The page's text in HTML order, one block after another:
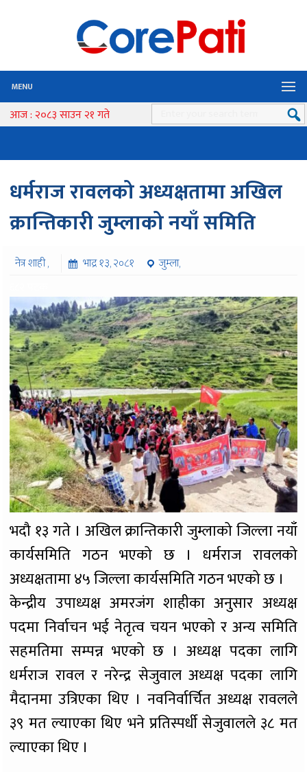
MENU
आज : २०८३ साउन २१ गते
धर्मराज रावलको अध्यक्षतामा अखिल
क्रान्तिकारी जुम्लाको नयाँ समिति
नेत्र शाही , भाद्र १३, २०८१
जुम्ला,
भदौ १३ गते । अखिल क्रान्तिकारी जुम्लाको जिल्ला नयाँ
कार्यसमिति गठन भएको छ । धर्मराज रावलको
अध्यक्षतामा ४५ जिल्ला कार्यसमिति गठन भएको छ ।
केन्द्रीय उपाध्यक्ष अमरजंग शाहीका अनुसार अध्यक्ष
पदमा निर्वाचन भई नेतृत्व चयन भएको र अन्य समिति
सहमतिमा सम्पन्न भएको छ । अध्यक्ष पदका लागि
धर्मराज रावल र नरेन्द्र सेजुवाल अध्यक्ष पदका लागि
मैदानमा उत्रिएका थिए । नवनिर्वार्चित अध्यक्ष रावलले
३९ मत ल्याएका थिए भने प्रतिस्पर्धी सेजुवालले ३८ मत
ल्याएका थिए ।